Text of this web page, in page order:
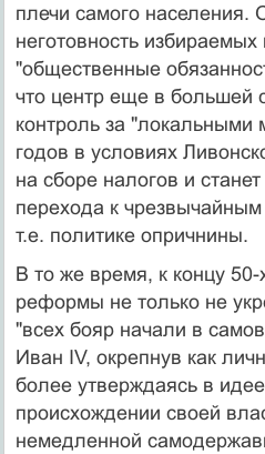
плечи самого населения.
неготовность
"общественные
что центр еще в большей
контроль за "локальными
годов в условиях
на сборе налогов и
перехода к
т.е. политике опричнины.
В то же время, к концу 50-
реформы не только не
"всех бояр начали в
Иван IV, окрепнув как
более утверждаясь в
происхождении своей
немедленной